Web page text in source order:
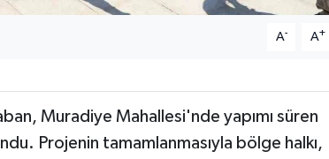
A- A+
Muradiye Mahallesi'nde yapımı süren
Projenin tamamlanmasıyla bölge halkı,